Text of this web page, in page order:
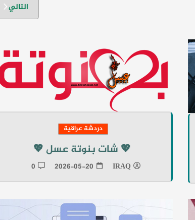
التالي
دردشة عراقية
💖 شات بنوتة عسل 💖
IRAQ
2026-05-20
0